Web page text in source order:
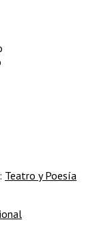
Teatro y Poesía